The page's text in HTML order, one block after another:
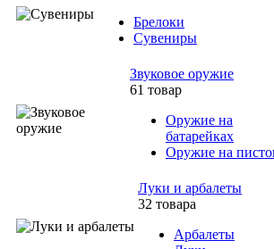
Брелоки
Сувениры
Звуковое оружие
61 товар
Оружие на
батарейках
Оружие на
Луки и арбалеты
32 товара
Арбалеты